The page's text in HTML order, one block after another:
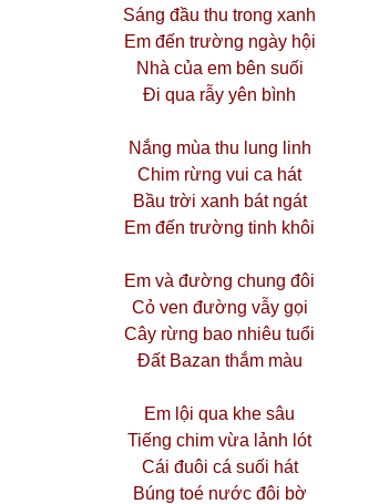
Sáng đầu thu trong xanh
Em đến trường ngày hội
Nhà của em bên suối
Đi qua rẫy yên bình
Nắng mùa thu lung linh
Chim rừng vui ca hát
Bầu trời xanh bát ngát
Em đến trường tinh khôi
Em và đường chung đôi
Cỏ ven đường vẫy gọi
Cây rừng bao nhiêu tuổi
Đất Bazan thắm màu
Em lội qua khe sâu
Tiếng chim vừa lảnh lót
Cái đuôi cá suối hát
Búng toé nước đôi bờ